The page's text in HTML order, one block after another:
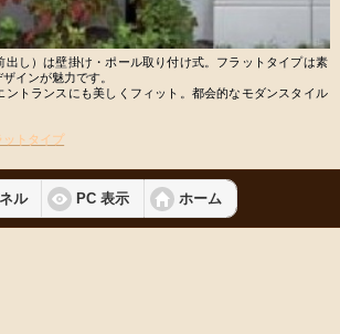
出し）は壁掛け・ポール取り付け式。フラットタイプは素
インが魅力です。
ントランスにも美しくフィット。都会的なモダンスタイル
トタイプ
ル PC 表示 ホーム